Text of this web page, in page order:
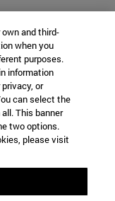
and third-
when you
purposes.
information
or
can select the
This banner
two options.
please visit